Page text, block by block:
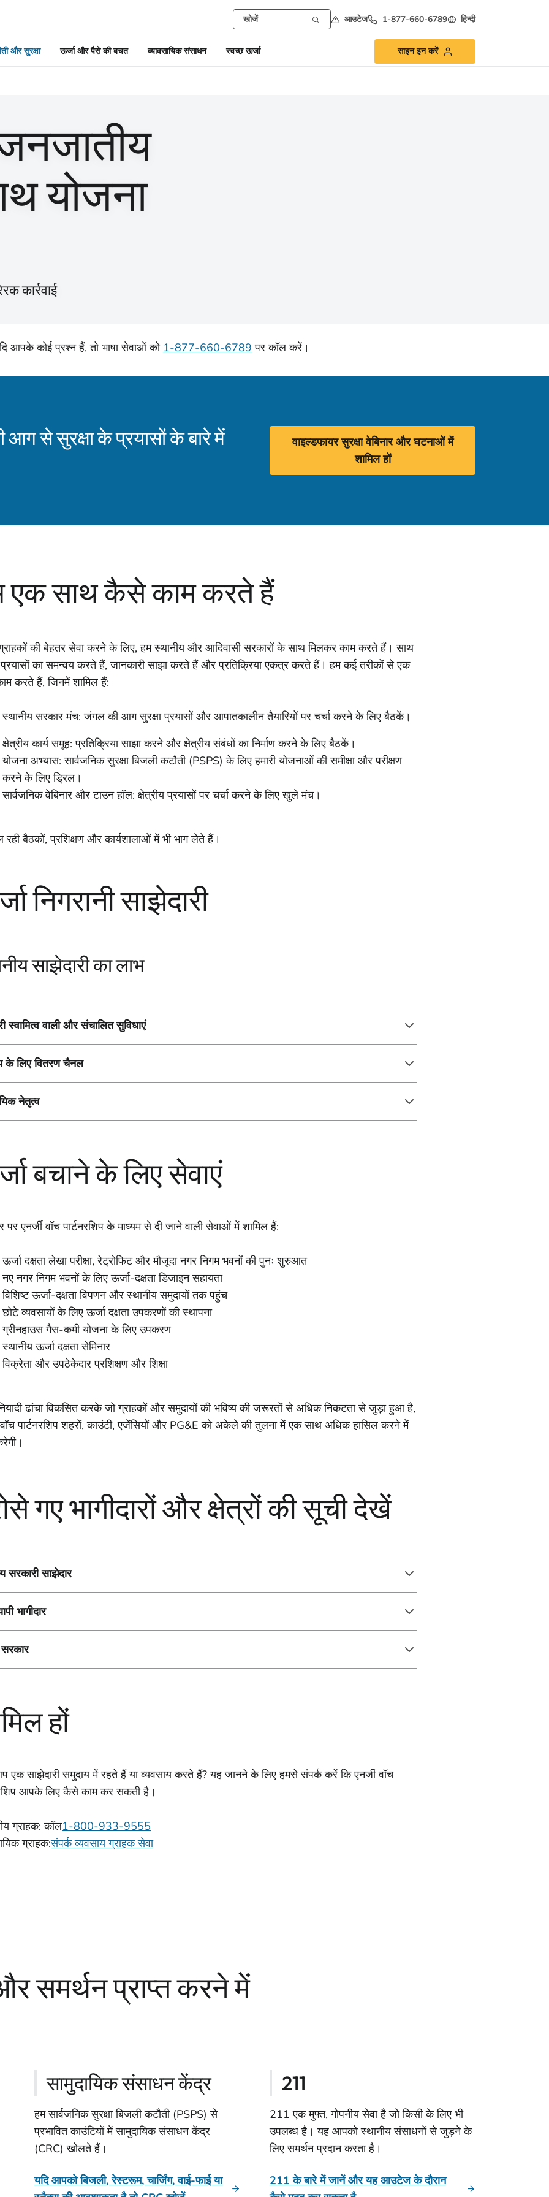
आउटेज 1-877-660-6789 हिन्दी
और सुरक्षा ऊर्जा और पैसे की बचत व्यावसायिक संसाधन स्वच्छ ऊर्जा साइन इन करें
योजना
कार्रवाई
आपके कोई प्रश्न हैं, तो भाषा सेवाओं को 1-877-660-6789 पर कॉल करें।
से सुरक्षा के प्रयासों के बारे में
वाइल्डफायर सुरक्षा वेबिनार और घटनाओं में
शामिल हों
एक साथ कैसे काम करते हैं
की बेहतर सेवा करने के लिए, हम स्थानीय और आदिवासी सरकारों के साथ मिलकर काम करते हैं। साथ
का समन्वय करते हैं, जानकारी साझा करते हैं और प्रतिक्रिया एकत्र करते हैं। हम कई तरीकों से एक
करते हैं, जिनमें शामिल हैं:
स्थानीय सरकार मंच: जंगल की आग सुरक्षा प्रयासों और आपातकालीन तैयारियों पर चर्चा करने के लिए बैठकें।
क्षेत्रीय कार्य समूह: प्रतिक्रिया साझा करने और क्षेत्रीय संबंधों का निर्माण करने के लिए बैठकें।
योजना अभ्यास: सार्वजनिक सुरक्षा बिजली कटौती (PSPS) के लिए हमारी योजनाओं की समीक्षा और परीक्षण
करने के लिए ड्रिल।
सार्वजनिक वेबिनार और टाउन हॉल: क्षेत्रीय प्रयासों पर चर्चा करने के लिए खुले मंच।
बैठकों, प्रशिक्षण और कार्यशालाओं में भी भाग लेते हैं।
निगरानी साझेदारी
साझेदारी का लाभ
स्वामित्व वाली और संचालित सुविधाएं
के लिए वितरण चैनल
नेतृत्व
बचाने के लिए सेवाएं
पर एनर्जी वॉच पार्टनरशिप के माध्यम से दी जाने वाली सेवाओं में शामिल हैं:
ऊर्जा दक्षता लेखा परीक्षा, रेट्रोफिट और मौजूदा नगर निगम भवनों की पुनः शुरुआत
नए नगर निगम भवनों के लिए ऊर्जा-दक्षता डिजाइन सहायता
विशिष्ट ऊर्जा-दक्षता विपणन और स्थानीय समुदायों तक पहुंच
छोटे व्यवसायों के लिए ऊर्जा दक्षता उपकरणों की स्थापना
ग्रीनहाउस गैस-कमी योजना के लिए उपकरण
स्थानीय ऊर्जा दक्षता सेमिनार
विक्रेता और उपठेकेदार प्रशिक्षण और शिक्षा
ढांचा विकसित करके जो ग्राहकों और समुदायों की भविष्य की जरूरतों से अधिक निकटता से जुड़ा हुआ है,
वॉच पार्टनरशिप शहरों, काउंटी, एजेंसियों और PG&E को अकेले की तुलना में एक साथ अधिक हासिल करने में
गए भागीदारों और क्षेत्रों की सूची देखें
सरकारी साझेदार
भागीदार
हों
एक साझेदारी समुदाय में रहते हैं या व्यवसाय करते हैं? यह जानने के लिए हमसे संपर्क करें कि एनर्जी वॉच
आपके लिए कैसे काम कर सकती है।
ग्राहक: कॉल1-800-933-9555
ग्राहक:संपर्क व्यवसाय ग्राहक सेवा
समर्थन प्राप्त करने में
सामुदायिक संसाधन केंद्र
हम सार्वजनिक सुरक्षा बिजली कटौती (PSPS) से
प्रभावित काउंटियों में सामुदायिक संसाधन केंद्र
(CRC) खोलते हैं।
यदि आपको बिजली, रेस्टरूम, चार्जिंग, वाई-फाई या
211
211 एक मुफ्त, गोपनीय सेवा है जो किसी के लिए भी
उपलब्ध है। यह आपको स्थानीय संसाधनों से जुड़ने के
लिए समर्थन प्रदान करता है।
211 के बारे में जानें और यह आउटेज के दौरान